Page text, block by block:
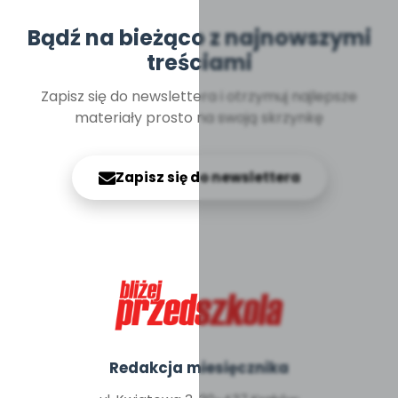
Bądź na bieżąco z najnowszymi
treściami
Zapisz się do newslettera i otrzymuj najlepsze
materiały prosto na swoją skrzynkę
Zapisz się do newslettera
Redakcja miesięcznika